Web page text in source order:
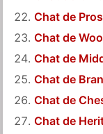
Chat de
Chat de
Chat de
Chat de
Chat de
Chat de